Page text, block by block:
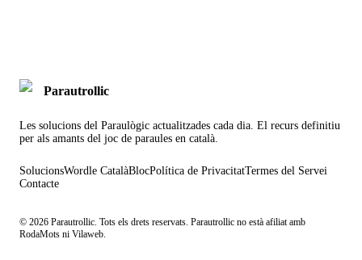
Parautrollic
Les solucions del Paraulògic actualitzades cada dia. El recurs definitiu
per als amants del joc de paraules en català.
SolucionsWordle CatalàBlocPolítica de PrivacitatTermes del Servei
Contacte
© 2026 Parautrollic. Tots els drets reservats. Parautrollic no està afiliat amb
RodaMots ni Vilaweb.